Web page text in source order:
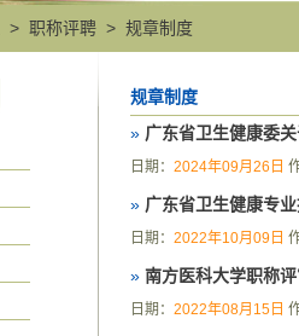
> 职称评聘 > 规章制度
规章制度
» 广东省卫生健康委
日期： 2024年09月26日
» 广东省卫生健康专
日期： 2022年10月09日
» 南方医科大学职称
日期： 2022年08月15日